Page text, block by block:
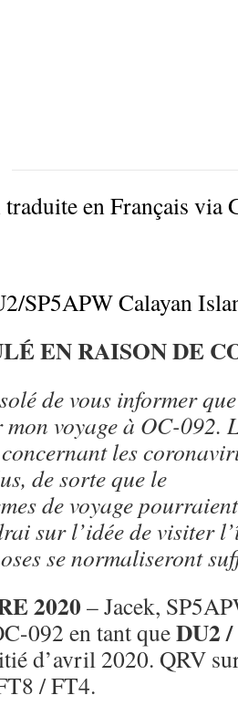
en Français via
SP5APW Calayan
EN RAISON DE
de vous informer
mon voyage à OC-092.
les
de sorte que le
de voyage
sur l’idée de visiter
se normaliseront
2020 – Jacek,
092 en tant queDU2
d’avril 2020. QRV
/ FT4.